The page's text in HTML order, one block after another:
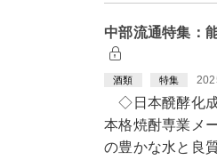
中部流通特集：
酒類 特集
◇日本醗酵化
本格焼酎専業メ
の豊かな水と良